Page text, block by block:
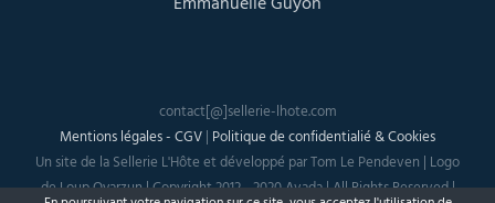
contact[@]sellerie-lhote.com
Mentions légales - CGV Politique de confidentialié & Cookies
Un site de la Sellerie L'Hôte et développé par Tom Le Pendeven | Logo
de Loup Oyarzun | Copyright 2012 - 2020 Avada | All Rights Reserved |